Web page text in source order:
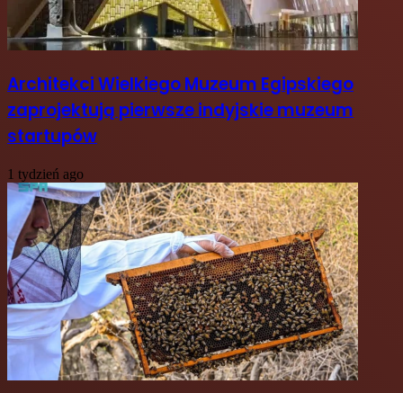
Architekci Wielkiego Muzeum Egipskiego
zaprojektują pierwsze indyjskie muzeum
startupów
1 tydzień ago